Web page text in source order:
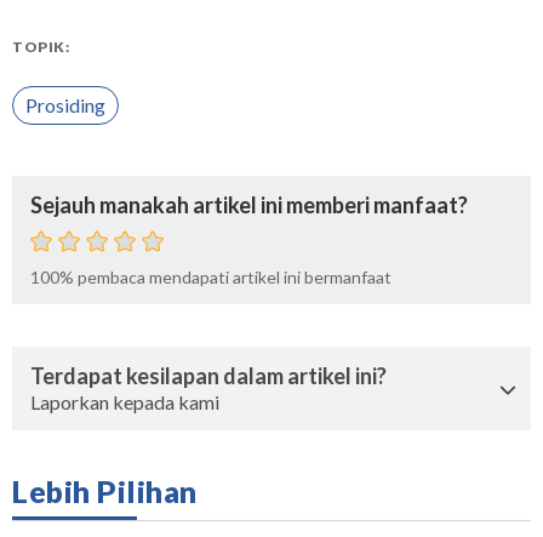
TOPIK:
Prosiding
Sejauh manakah artikel ini memberi manfaat?
100% pembaca mendapati artikel ini bermanfaat
Terdapat kesilapan dalam artikel ini?
Laporkan kepada kami
Lebih Pilihan